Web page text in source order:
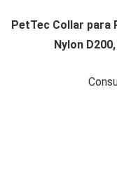
PetTec Collar para
Nylon